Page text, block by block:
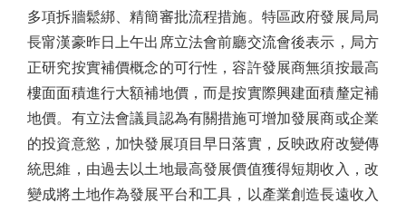
多項拆牆鬆綁、精簡審批流程措施。特區政府發展局局
長甯漢豪昨日上午出席立法會前廳交流會後表示，局方
正研究按實補價概念的可行性，容許發展商無須按最高
樓面面積進行大額補地價，而是按實際興建面積釐定補
地價。有立法會議員認為有關措施可增加發展商或企業
的投資意慾，加快發展項目早日落實，反映政府改變傳
統思維，由過去以土地最高發展價值獲得短期收入，改
變成將土地作為發展平台和工具，以產業創造長遠收入